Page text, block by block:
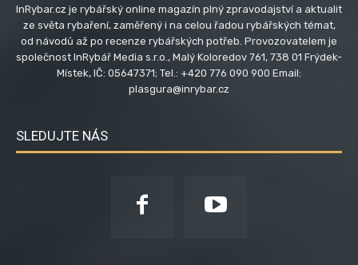
InRybar.cz je rybářský online magazín plný zpravodajství a aktualit
ze světa rybaření, zaměřený i na celou řadou rybářských témat,
od návodů až po recenze rybářských potřeb. Provozovatelem je
společnost InRybář Media s.r.o., Malý Koloredov 761, 738 01 Frýdek-
Místek, IČ: 05647371; Tel.: +420 776 090 900 Email:
plasgura@inrybar.cz
SLEDUJTE NÁS